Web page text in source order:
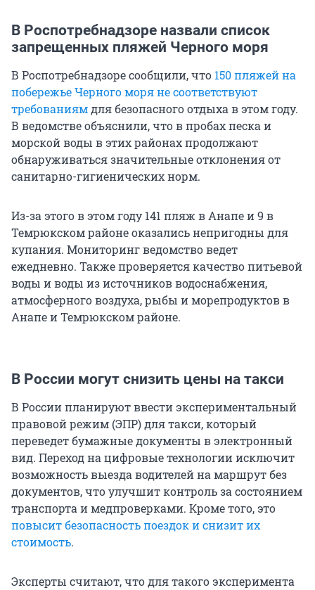
В Роспотребнадзоре назвали список
запрещенных пляжей Черного моря
В Роспотребнадзоре сообщили, что 150 пляжей на
побережье Черного моря не соответствуют
требованиямдля безопасного отдыха в этом году.
В ведомстве объяснили, что в пробах песка и
морской воды в этих районах продолжают
обнаруживаться значительные отклонения от
санитарно-гигиенических норм.
Из-за этого в этом году 141 пляж в Анапе и 9 в
Темрюкском районе оказались непригодны для
купания. Мониторинг ведомство ведет
ежедневно. Также проверяется качество питьевой
воды и воды из источников водоснабжения,
атмосферного воздуха, рыбы и морепродуктов в
Анапе и Темрюкском районе.
В России могут снизить цены на такси
В России планируют ввести экспериментальный
правовой режим (ЭПР) для такси, который
переведет бумажные документы в электронный
вид. Переход на цифровые технологии исключит
возможность выезда водителей на маршрут без
документов, что улучшит контроль за состоянием
транспорта и медпроверками. Кроме того, это
повысит безопасность поездок и снизит их
стоимость.
Эксперты считают, что для такого эксперимента